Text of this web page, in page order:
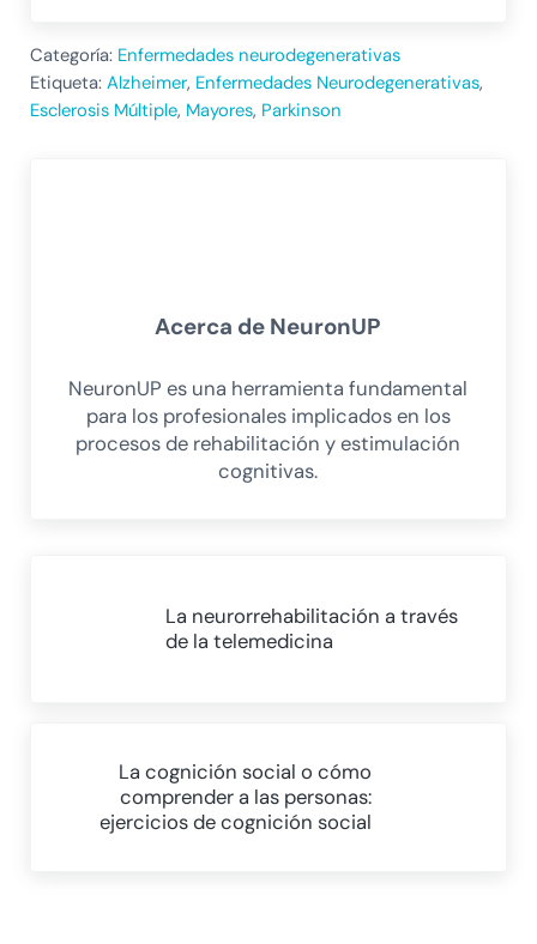
Categoría: Enfermedades neurodegenerativas
Etiqueta: Alzheimer, Enfermedades Neurodegenerativas,
Esclerosis Múltiple, Mayores, Parkinson
Acerca de NeuronUP
NeuronUP es una herramienta fundamental
para los profesionales implicados en los
procesos de rehabilitación y estimulación
cognitivas.
La neurorrehabilitación a través
de la telemedicina
La cognición social o cómo
comprender a las personas:
ejercicios de cognición social